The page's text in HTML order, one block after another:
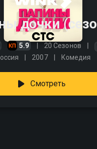
дочки
5.9 20 Сезонов
2007 Комедия
Смотреть